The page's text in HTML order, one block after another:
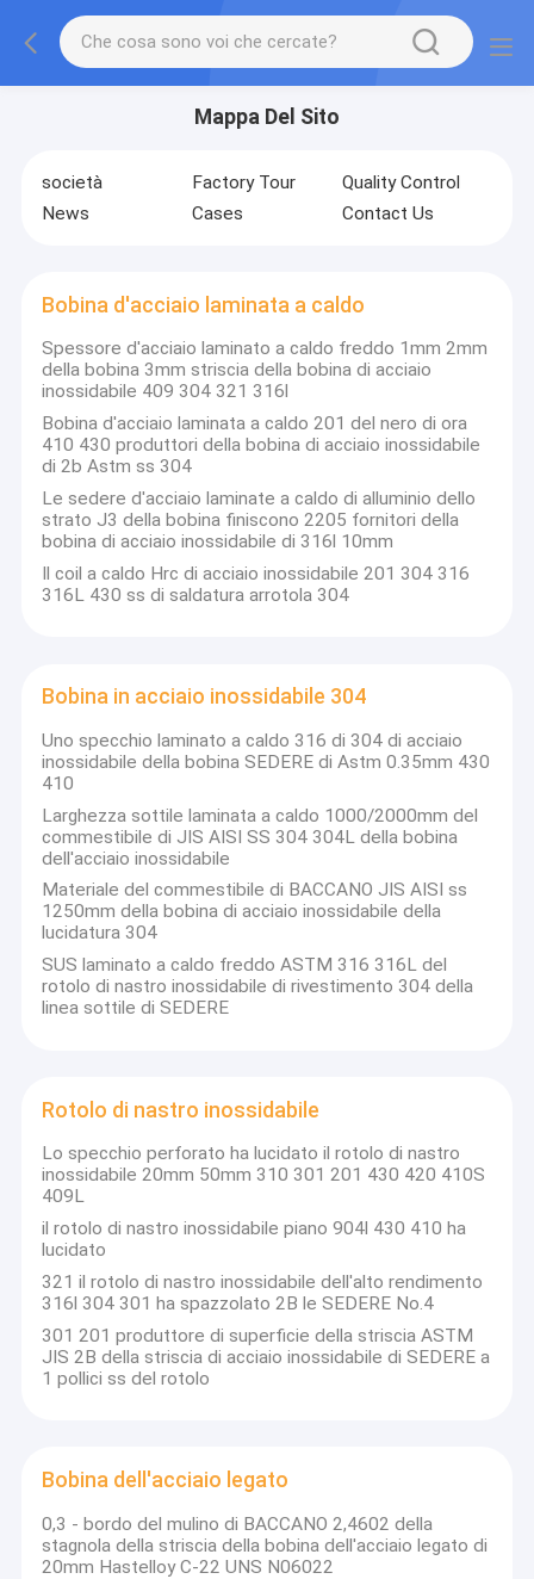
Mappa Del Sito
società Factory Tour
Quality Control
News
Cases Contact Us
Bobina d'acciaio laminata a caldo
Spessore d'acciaio laminato a caldo freddo 1mm 2mm
della bobina 3mm striscia della bobina di acciaio
inossidabile 409 304 321 316l
Bobina d'acciaio laminata a caldo 201 del nero di ora
410 430 produttori della bobina di acciaio inossidabile
di 2b Astm ss 304
Le sedere d'acciaio laminate a caldo di alluminio dello
strato J3 della bobina finiscono 2205 fornitori della
bobina di acciaio inossidabile di 316l 10mm
Il coil a caldo Hrc di acciaio inossidabile 201 304 316
316L 430 ss di saldatura arrotola 304
Bobina in acciaio inossidabile 304
Uno specchio laminato a caldo 316 di 304 di acciaio
inossidabile della bobina SEDERE di Astm 0.35mm 430
410
Larghezza sottile laminata a caldo 1000/2000mm del
commestibile di JIS AISI SS 304 304L della bobina
dell'acciaio inossidabile
Materiale del commestibile di BACCANO JIS AISI ss
1250mm della bobina di acciaio inossidabile della
lucidatura 304
SUS laminato a caldo freddo ASTM 316 316L del
rotolo di nastro inossidabile di rivestimento 304 della
linea sottile di SEDERE
Rotolo di nastro inossidabile
Lo specchio perforato ha lucidato il rotolo di nastro
inossidabile 20mm 50mm 310 301 201 430 420 410S
409L
il rotolo di nastro inossidabile piano 904l 430 410 ha
lucidato
321 il rotolo di nastro inossidabile dell'alto rendimento
316l 304 301 ha spazzolato 2B le SEDERE No.4
301 201 produttore di superficie della striscia ASTM
JIS 2B della striscia di acciaio inossidabile di SEDERE a
1 pollici ss del rotolo
Bobina dell'acciaio legato
0,3 - bordo del mulino di BACCANO 2,4602 della
stagnola della striscia della bobina dell'acciaio legato di
20mm Hastelloy C-22 UNS N06022